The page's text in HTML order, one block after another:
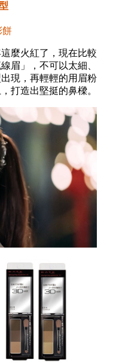
餅
麼火紅了，現在比較
眉」，不可以太細、
現，再輕輕的用眉粉
打造出堅挺的鼻樑。